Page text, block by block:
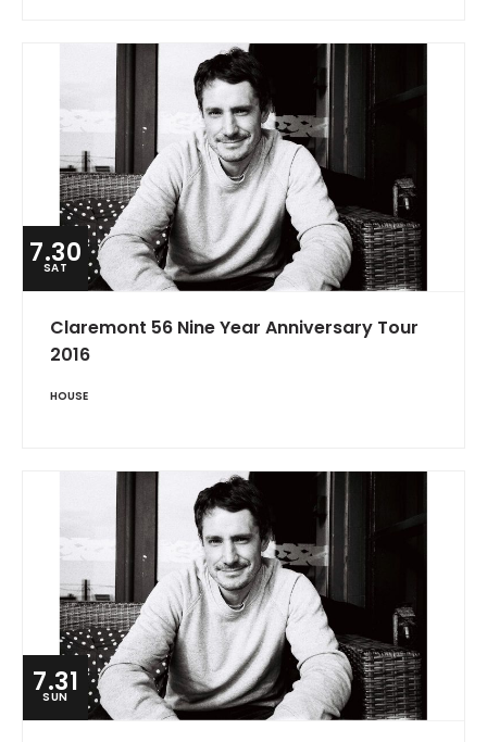
7.30
SAT
Claremont 56 Nine Year Anniversary Tour
2016
HOUSE
7.31
SUN